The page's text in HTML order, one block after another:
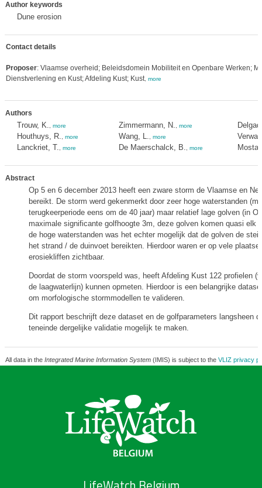
Author keywords
Dune erosion
Contact details
Proposer: Vlaamse overheid; Beleidsdomein Mobiliteit en Openbare Werken;
Dienstverlening en Kust; Afdeling Kust; Kust, more
Authors
Trouw, K. more
Houthuys, R. more
Lanckriet, T. more
Zimmermann, N. more
Wang, L. more
De Maerschalck, B. more
Abstract
Op 5 en 6 december 2013 heeft een zware storm de Vlaamse en
bereikt. De storm werd gekenmerkt door zeer hoge waterstanden
terugkeerperiode eens om de 40 jaar) maar relatief lage golven (in
maximale significante golfhoogte 3m, deze golven komen quasi elk
de hoge waterstanden was het echter mogelijk dat de golven de
het strand / de duinvoet bereikten. Hierdoor waren er op vele
erosiekliffen zichtbaar.
Doordat de storm voorspeld was, heeft Afdeling Kust 122 profielen
de laagwaterlijn) kunnen opmeten. Hierdoor is een belangrijke
om morfologische stormmodellen te valideren.
Dit rapport beschrijft deze dataset en de golfparameters langsheen
teneinde dergelijke validatie mogelijk te maken.
All data in the Integrated Marine Information System(IMIS) is subject to the VLIZ privacy